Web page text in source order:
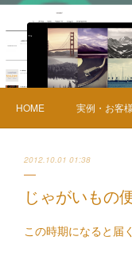
HOME 実例・お客
2012.10.01 01:38
じゃがいもの
この時期になると届